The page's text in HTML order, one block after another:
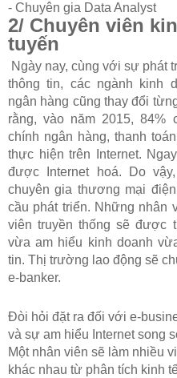
- Chuyên gia Data Analyst
2/ Chuyên viên
tuyến
Ngày nay, cùng với sự phát
thông tin, các ngành kinh
ngân hàng cũng thay đổi
rằng, vào năm 2015, 84%
chính ngân hàng, thanh
thực hiện trên Internet.
được Internet hoá. Do
chuyên gia thương mại
cầu phát triển. Những nhân
viên truyền thống sẽ được
vừa am hiểu kinh doanh
tin. Thị trường lao động sẽ
e-banker.
Đòi hỏi đặt ra đối với e-
và sự am hiểu Internet song
Một nhân viên sẽ làm nhiều
khác nhau từ phân tích kinh